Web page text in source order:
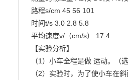
路程s/cm 45 56 101
时间t/s 3.0 2.8 5.8
平均速度v/（cm/s） 17.4
【实验分析】
（1）小车全程是做 运动。（选
（2）实验时，为了使小车在